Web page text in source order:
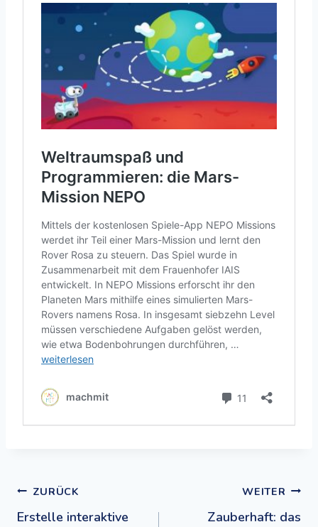
Beitragsnavigation
ZURÜCK
Erstelle interaktive
WEITER
Zauberhaft: das